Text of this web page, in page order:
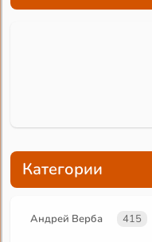
Категории
Андрей Верба 415